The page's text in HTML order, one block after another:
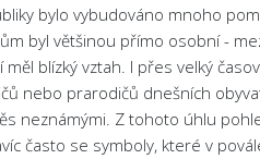
bylo vybudováno mnoho
byl většinou přímo osobní -
blízký vztah. I přes velký
nebo prarodičů dnešních
neznámými. Z tohoto úhlu
často se symboly, které v